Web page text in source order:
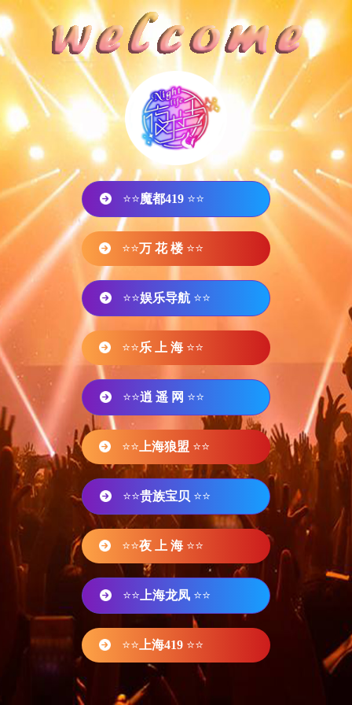
⭐⭐魔都419 ⭐⭐
⭐⭐万 花 楼 ⭐⭐
⭐⭐娱乐导航 ⭐⭐
⭐⭐乐 上 海 ⭐⭐
⭐⭐逍 遥 网 ⭐⭐
⭐⭐ 上海狼盟 ⭐⭐
⭐⭐贵族宝贝 ⭐⭐
⭐⭐夜 上 海 ⭐⭐
⭐⭐ 上海龙凤 ⭐⭐
⭐⭐ 上海419 ⭐⭐